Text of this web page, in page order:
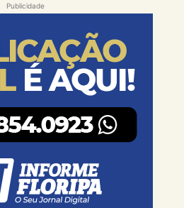
Publicidade